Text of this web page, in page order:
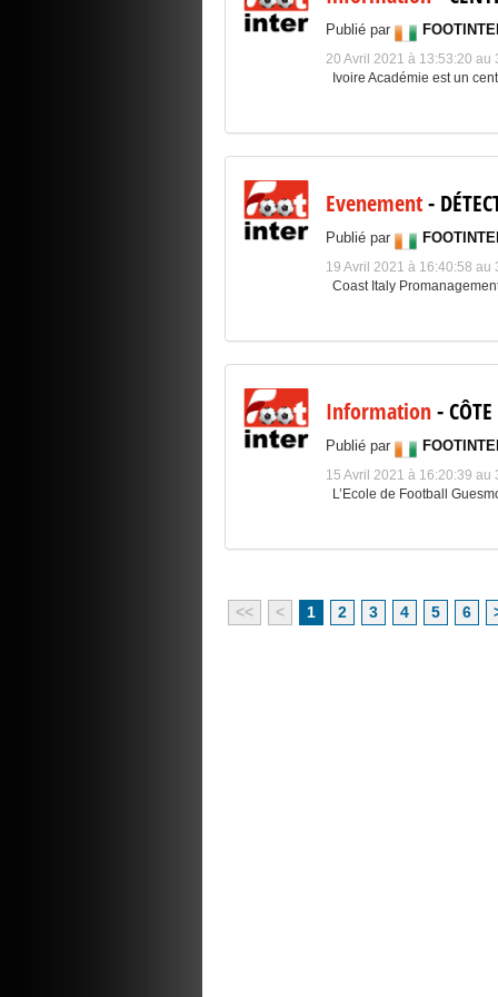
Publié par
20 Avril 2021 à 13:53:20 au
Ivoire Académie est un
Evenement-
Publié par
19 Avril 2021 à 16:40:58
Coast Italy
Information-
Publié par
15 Avril 2021 à 16:20:39
L’Ecole de Football
<< < 1 2 3 4 5 6